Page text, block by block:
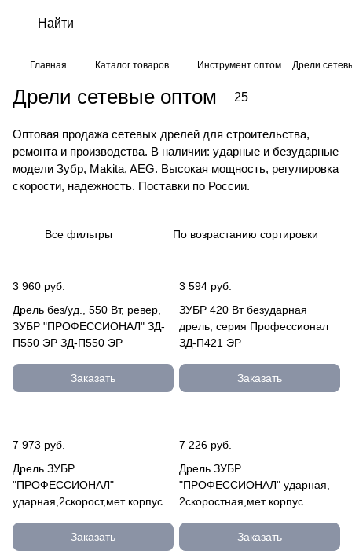
Главная Каталог товаров Инструмент оптом Дрели
Дрели сетевые оптом 25
Оптовая продажа сетевых дрелей для строительства,
ремонта и производства. В наличии: ударные и безударные
модели Зубр, Makita, AEG. Высокая мощность, регулировка
скорости, надежность. Поставки по России.
Все фильтры По возрастанию сортировки
3 960 руб.
Дрель без/уд., 550 Вт, ревер,
ЗУБР "ПРОФЕССИОНАЛ" ЗД-
П550 ЭР ЗД-П550 ЭР
Заказать
3 594 руб.
ЗУБР 420 Вт безударная
дрель, серия Профессионал
ЗД-П421 ЭР
Заказать
7 973 руб.
Дрель ЗУБР
"ПРОФЕССИОНАЛ"
ударная,2скорост,мет корпус
13мм,реверс,d:сталь-16 мм/
бет ЗДУ-1100-2 ЭРМКМ2
Заказать
7 226 руб.
Дрель ЗУБР
"ПРОФЕССИОНАЛ" ударная,
2скоростная,мет корпус
реверс,d:сталь-16 м ЗДУ-1100-
2 ЭРММ2
Заказать